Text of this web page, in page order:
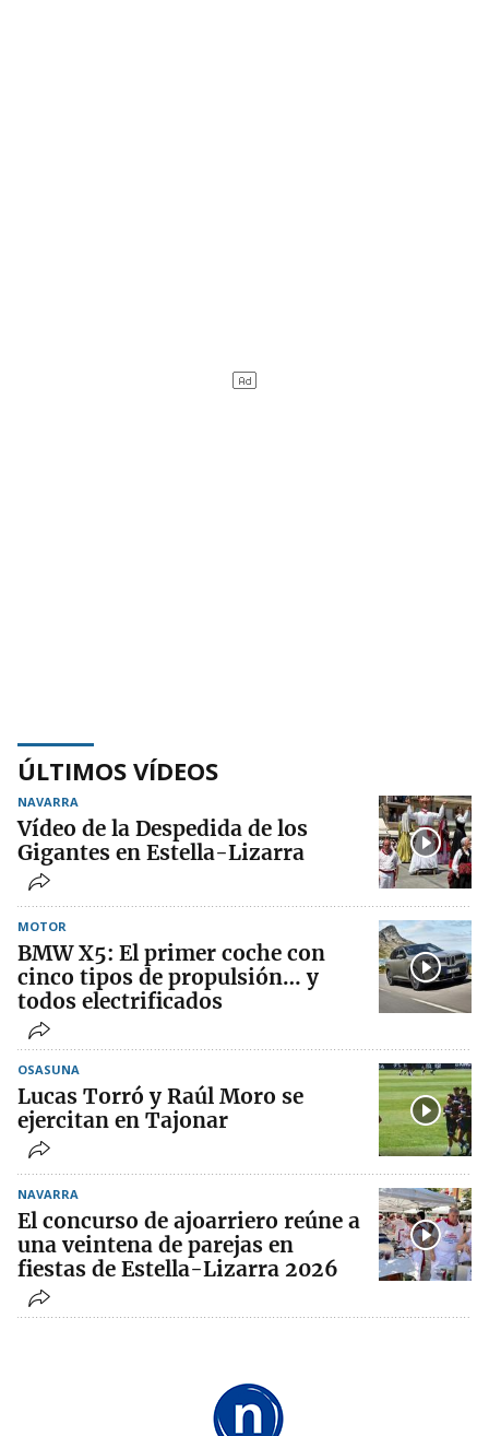
ÚLTIMOS VÍDEOS
NAVARRA
Vídeo de la Despedida de los
Gigantes en Estella-Lizarra
MOTOR
BMW X5: El primer coche con
cinco tipos de propulsión… y
todos electrificados
OSASUNA
Lucas Torró y Raúl Moro se
ejercitan en Tajonar
NAVARRA
El concurso de ajoarriero reúne a
una veintena de parejas en
fiestas de Estella-Lizarra 2026